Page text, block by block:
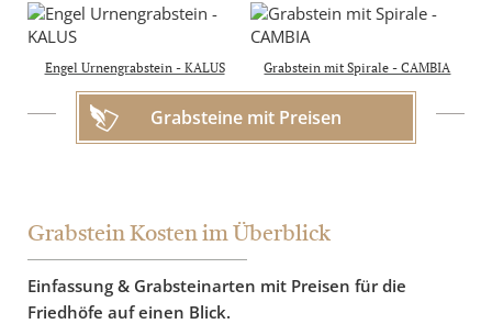
& Aufbau in D, A & CH
4.450 €
Engel Urnengrabstein - KALUS Grabstein mit Spirale - CAMBIA
Grabsteine mit Preisen
Grabstein Kosten im Überblick
Einfassung & Grabsteinarten mit Preisen für die
Friedhöfe auf einen Blick.